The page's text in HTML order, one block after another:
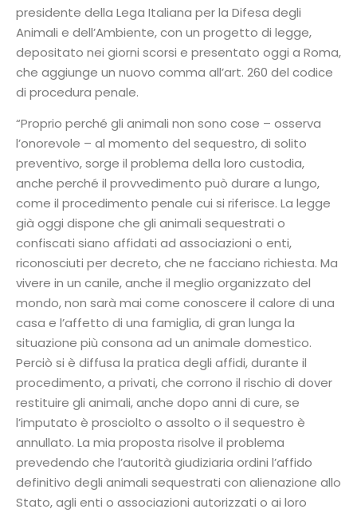
presidente della Lega Italiana per la Difesa degli
Animali e dell’Ambiente, con un progetto di legge,
depositato nei giorni scorsi e presentato oggi a Roma,
che aggiunge un nuovo comma all’art. 260 del codice
di procedura penale.
“Proprio perché gli animali non sono cose – osserva
l’onorevole – al momento del sequestro, di solito
preventivo, sorge il problema della loro custodia,
anche perché il provvedimento può durare a lungo,
come il procedimento penale cui si riferisce. La legge
già oggi dispone che gli animali sequestrati o
confiscati siano affidati ad associazioni o enti,
riconosciuti per decreto, che ne facciano richiesta. Ma
vivere in un canile, anche il meglio organizzato del
mondo, non sarà mai come conoscere il calore di una
casa e l’affetto di una famiglia, di gran lunga la
situazione più consona ad un animale domestico.
Perciò si è diffusa la pratica degli affidi, durante il
procedimento, a privati, che corrono il rischio di dover
restituire gli animali, anche dopo anni di cure, se
l’imputato è prosciolto o assolto o il sequestro è
annullato. La mia proposta risolve il problema
prevedendo che l’autorità giudiziaria ordini l’affido
definitivo degli animali sequestrati con alienazione allo
Stato, agli enti o associazioni autorizzati o ai loro